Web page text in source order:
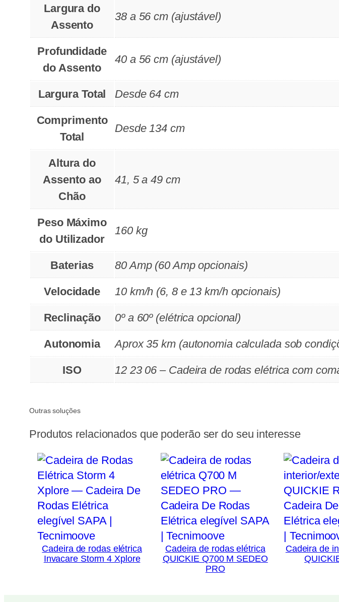
Largura do
Assento
38 a 56 cm (ajustável)
Profundidade
do Assento
40 a 56 cm (ajustável)
Largura Total Desde 64 cm
Comprimento
Total
Desde 134 cm
Altura do
Assento ao
Chão
41, 5 a 49 cm
Peso Máximo
do Utilizador
160 kg
Baterias 80 Amp (60 Amp opcionais)
Velocidade 10 km/h (6, 8 e 13 km/h opcionais)
Reclinação 0º a 60º (elétrica opcional)
Autonomia Aprox 35 km (autonomia calculada sob
ISO 12 23 06 – Cadeira de rodas elétrica com
Outras soluções
Produtos relacionados que poderão ser do seu interesse
Cadeira de rodas elétrica
Invacare Storm 4 Xplore
Cadeira de rodas elétrica
QUICKIE Q700 M SEDEO
PRO
Cadeira de